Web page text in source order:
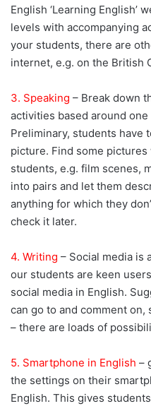
English ‘Learning English’
levels with accompanying
your students, there are
internet, e.g. on the British
3. Speaking – Break down
activities based around
Preliminary, students have
picture. Find some
students, e.g. film scenes,
into pairs and let them
anything for which they
check it later.
4. Writing – Social media is
our students are keen
social media in English.
can go to and comment
– there are loads of
5. Smartphone in English –
the settings on their
English. This gives